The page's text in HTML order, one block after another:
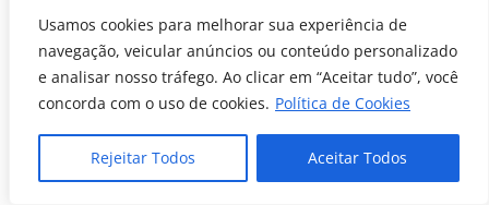
Usamos cookies para melhorar sua experiência de
navegação, veicular anúncios ou conteúdo personalizado
e analisar nosso tráfego. Ao clicar em “Aceitar tudo”, você
concorda com o uso de cookies. Política de Cookies
Rejeitar Todos Aceitar Todos
Olá Marilena, agradecemos seu contato.
Todo desconforto deve ser relatado ao
dentista que está lhe atendendo.